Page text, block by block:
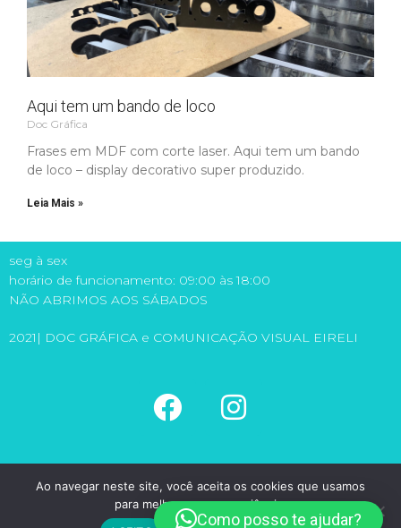
Aqui tem um bando de loco
Doc Gráfica
Frases em MDF com corte laser. Aqui tem um bando
de loco – display decorativo super produzido.
Leia Mais »
seg à sex
horário de funcionamento: 09:00 às 18:00
NÃO ABRIMOS AOS SÁBADOS
2021| DOC GRÁFICA e COMUNICAÇÃO VISUAL EIRELI
(11) 5581-6149
(11) 98971-1315
doc@docgrafica.com.br
Como posso te ajudar?
Ao navegar neste site, você aceita os cookies que usamos
para melhorar sua experiência.